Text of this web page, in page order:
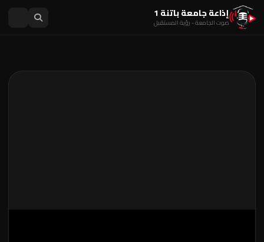
إذاعة جامعة باتنة 1
صوت الجامعة - رؤية المستقبل